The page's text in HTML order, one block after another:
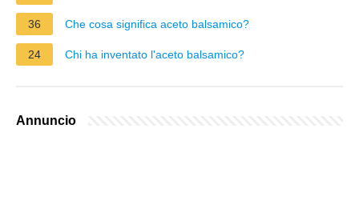
36 Che cosa significa aceto balsamico?
24 Chi ha inventato l'aceto balsamico?
Annuncio